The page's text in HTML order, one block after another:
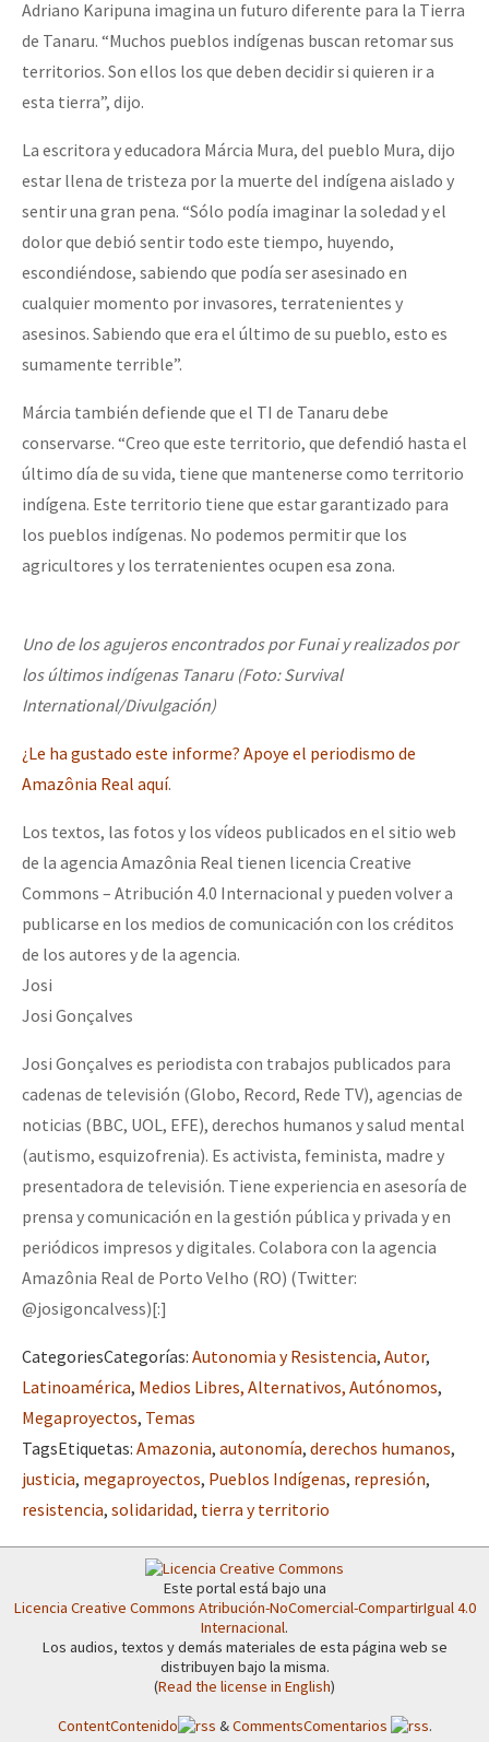
Adriano Karipuna imagina un futuro diferente para la Tierra
de Tanaru. “Muchos pueblos indígenas buscan retomar sus
territorios. Son ellos los que deben decidir si quieren ir a
esta tierra”, dijo.
La escritora y educadora Márcia Mura, del pueblo Mura, dijo
estar llena de tristeza por la muerte del indígena aislado y
sentir una gran pena. “Sólo podía imaginar la soledad y el
dolor que debió sentir todo este tiempo, huyendo,
escondiéndose, sabiendo que podía ser asesinado en
cualquier momento por invasores, terratenientes y
asesinos. Sabiendo que era el último de su pueblo, esto es
sumamente terrible”.
Márcia también defiende que el TI de Tanaru debe
conservarse. “Creo que este territorio, que defendió hasta el
último día de su vida, tiene que mantenerse como territorio
indígena. Este territorio tiene que estar garantizado para
los pueblos indígenas. No podemos permitir que los
agricultores y los terratenientes ocupen esa zona.
Uno de los agujeros encontrados por Funai y realizados por
los últimos indígenas Tanaru (Foto: Survival
International/Divulgación)
¿Le ha gustado este informe? Apoye el periodismo de
Amazônia Real aquí.
Los textos, las fotos y los vídeos publicados en el sitio web
de la agencia Amazônia Real tienen licencia Creative
Commons – Atribución 4.0 Internacional y pueden volver a
publicarse en los medios de comunicación con los créditos
de los autores y de la agencia.
Josi
Josi Gonçalves
Josi Gonçalves es periodista con trabajos publicados para
cadenas de televisión (Globo, Record, Rede TV), agencias de
noticias (BBC, UOL, EFE), derechos humanos y salud mental
(autismo, esquizofrenia). Es activista, feminista, madre y
presentadora de televisión. Tiene experiencia en asesoría de
prensa y comunicación en la gestión pública y privada y en
periódicos impresos y digitales. Colabora con la agencia
Amazônia Real de Porto Velho (RO) (Twitter:
@josigoncalvess)[:]
CategoriesCategorías: Autonomia y Resistencia, Autor,
Latinoamérica, Medios Libres, Alternativos, Autónomos,
Megaproyectos, Temas
TagsEtiquetas: Amazonia, autonomía, derechos humanos,
justicia, megaproyectos, Pueblos Indígenas, represión,
resistencia, solidaridad, tierra y territorio
Este portal está bajo una
Licencia Creative Commons Atribución-NoComercial-CompartirIgual 4.0
Internacional.
Los audios, textos y demás materiales de esta página web se
distribuyen bajo la misma.
(Read the license in English)
ContentContenido &CommentsComentarios .